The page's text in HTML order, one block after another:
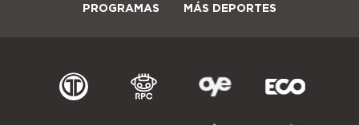
PROGRAMAS MÁS DEPORTES